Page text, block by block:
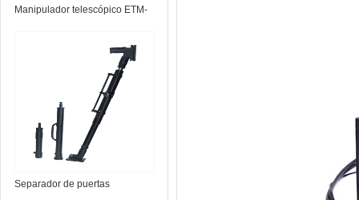
Manipulador telescópico ETM-
Separador de puertas